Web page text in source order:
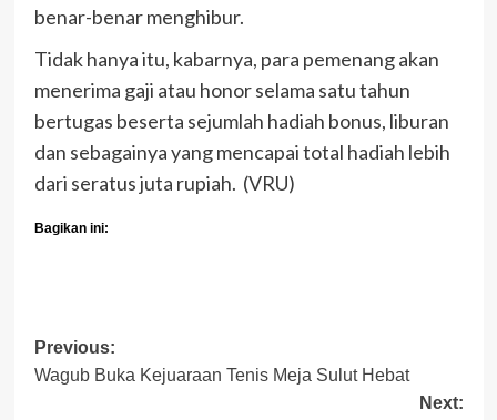
benar-benar menghibur.
Tidak hanya itu, kabarnya, para pemenang akan
menerima gaji atau honor selama satu tahun
bertugas beserta sejumlah hadiah bonus, liburan
dan sebagainya yang mencapai total hadiah lebih
dari seratus juta rupiah. (VRU)
Bagikan ini:
Post
navigation
Previous:
Wagub Buka Kejuaraan Tenis Meja Sulut Hebat
Next: